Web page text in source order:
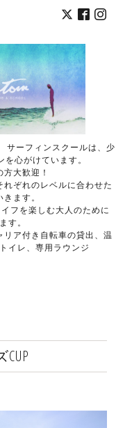
サーフィンスクールは、少
を心がけています。
方大歓迎！
ぞれのレベルに合わせた
ます。
フを楽しむ大人のために
す。
ア付き自転車の貸出、温
イレ、専用ラウンジ